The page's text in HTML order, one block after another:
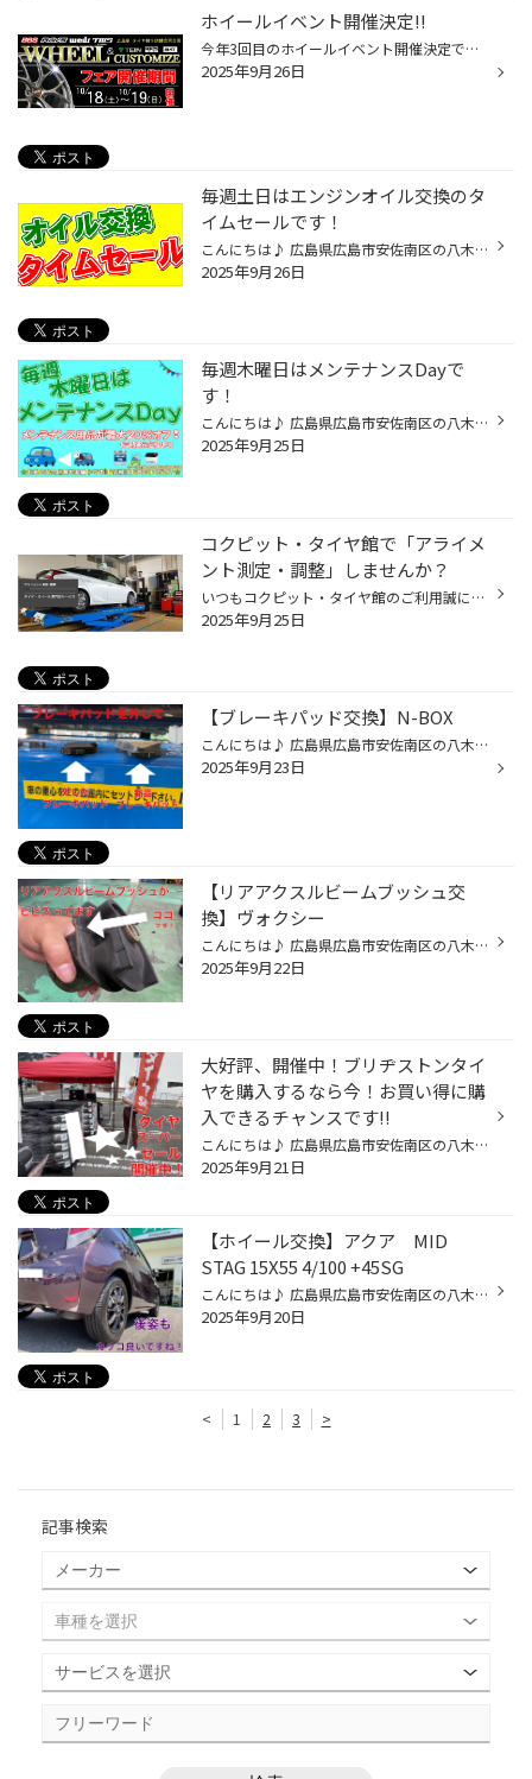
ホイールイベント開催決定!!
今年3回目のホイールイベント開催決定です。 日時は10月１８(土）１９（日）の二日間 前回6月のイベント時には雨にも関わらず多くのご来店ありがとうございました。 今年最後のホイールイベントも賑やかに開催しますよ!! このイベントでは定番になりましたが、RAYS Ｎｏ１ショップである当店がRAYS...
2025年9月26日
毎週土日はエンジンオイル交換のタ
イムセールです！
こんにちは♪ 広島県広島市安佐南区の八木にあります タイヤ館広島店のたけもとです！ 最近は、朝晩涼しいですが あ、でも帰宅する時は暑くて エアコン付けながら帰ってますね((+_+)) １０月もあんまり気温的には変わらないと なんだか言ってたので（気象庁より） １０月も暑いんですかねぇ もぉ、暑...
2025年9月26日
毎週木曜日はメンテナンスDayで
す！
こんにちは♪ 広島県広島市安佐南区の八木にあります タイヤ館広島店のたけもとです！ 今日は雨ですね そんな雨の日でも メンテナンスDayは行っております 足元悪い中ですが お待ちしております(^^)/
2025年9月25日
コクピット・タイヤ館で「アライメ
ント測定・調整」しませんか？
いつもコクピット・タイヤ館のご利用誠にありがとうございます。 皆さん、おクルマを運転していて、フラフラしてまっすぐ走らない、ハンドルがぶれる、 まっすぐ走っている時でもハンドルが左右どちらかに傾いている、 カーブで曲がりにくいなどの ご経験はございませんか？ その症状、おクルマの「...
2025年9月25日
【ブレーキパッド交換】N-BOX
こんにちは♪ 広島県広島市安佐南区の八木にあります タイヤ館広島店のたけもとです！ 今日は祝日！稲葉浩志さんのお誕生日！ｗ 雨ですねぇ B'zファンは、誕生日雨だねぇってなりますｗ そんな事は、さて置き N-BOXのブレーキパッド交換を行いました！ 交換前の写真が見辛いですが 減っている状態で...
2025年9月23日
【リアアクスルビームブッシュ交
換】ヴォクシー
こんにちは♪ 広島県広島市安佐南区の八木にあります タイヤ館広島店のたけもとです！ 今日は晴天！？あ 若干雲が見れますが 涼しくなっては来てますね！ 本日は、先日 ヴォクシーの リアアクスルビームブッシュ交換を行ったので そちらの様子をご紹介！ ブッシュを外す為、足回りを外して行きます！...
2025年9月22日
大好評、開催中！ブリヂストンタイ
ヤを購入するなら今！お買い得に購
入できるチャンスです!!
こんにちは♪ 広島県広島市安佐南区の八木にあります タイヤ館広島店のたけもとです！ 今日も蒸し暑いですね ただいま、スーパータイヤセールを開催中です！ ぜひぜひチェックしてください！ 最大20,000円ＯＦＦのタイヤクーポン！ タイヤ館のアプリを本登録して頂くと 最大20,000円引きのクーポンが...
2025年9月21日
【ホイール交換】アクア MID
STAG 15X55 4/100 +45SG
こんにちは♪ 広島県広島市安佐南区の八木にあります タイヤ館広島店のたけもとです！ 今日は、曇りで雨も降ったりやんだり 天気が良くないですが 元気よく営業中です！ 今回は、トヨタ アクアのホイール交換のご紹介 ホイールがMID STAG サイズが15X55 4/100 +45 カラーSG という、とてもカッコいい...
2025年9月20日
< 1 2 3 >
記事検索